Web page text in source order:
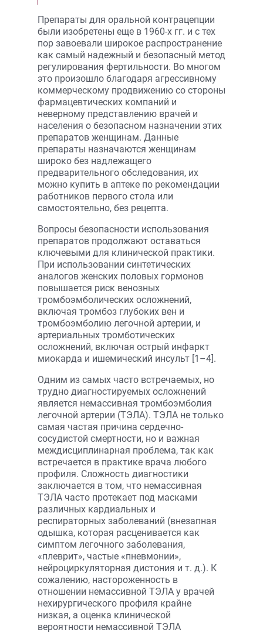
Препараты для оральной контрацепции
были изобретены еще в 1960-х гг. и с тех
пор завоевали широкое распространение
как самый надежный и безопасный метод
регулирования фертильности. Во многом
это произошло благодаря агрессивному
коммерческому продвижению со стороны
фармацевтических компаний и
неверному представлению врачей и
населения о безопасном назначении этих
препаратов женщинам. Данные
препараты назначаются женщинам
широко без надлежащего
предварительного обследования, их
можно купить в аптеке по рекомендации
работников первого стола или
самостоятельно, без рецепта.
Вопросы безопасности использования
препаратов продолжают оставаться
ключевыми для клинической практики.
При использовании синтетических
аналогов женских половых гормонов
повышается риск венозных
тромбоэмболических осложнений,
включая тромбоз глубоких вен и
тромбоэмболию легочной артерии, и
артериальных тромботических
осложнений, включая острый инфаркт
миокарда и ишемический инсульт [1–4].
Одним из самых часто встречаемых, но
трудно диагностируемых осложнений
является немассивная тромбоэмболия
легочной артерии (ТЭЛА). ТЭЛА не только
самая частая причина сердечно-
сосудистой смертности, но и важная
междисциплинарная проблема, так как
встречается в практике врача любого
профиля. Сложность диагностики
заключается в том, что немассивная
ТЭЛА часто протекает под масками
различных кардиальных и
респираторных заболеваний (внезапная
одышка, которая расценивается как
симптом легочного заболевания,
«плеврит», частые «пневмонии»,
нейроциркуляторная дистония и т. д.). К
сожалению, настороженность в
отношении немассивной ТЭЛА у врачей
нехирургического профиля крайне
низкая, а оценка клинической
вероятности немассивной ТЭЛА